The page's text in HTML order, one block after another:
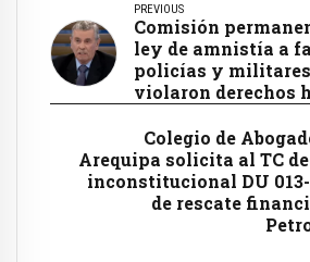
PREVIOUS
Comisión
ley de amnistía a
policías y
violaron derechos
Colegio de
Arequipa solicita al TC
inconstitucional DU
de rescate